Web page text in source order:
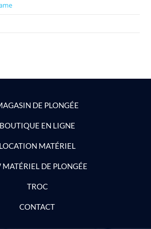
DE PLONGÉE
BOUTIQUE EN LIGNE
LOCATION MATÉRIEL
MATÉRIEL DE PLONGÉE
TROC
CONTACT